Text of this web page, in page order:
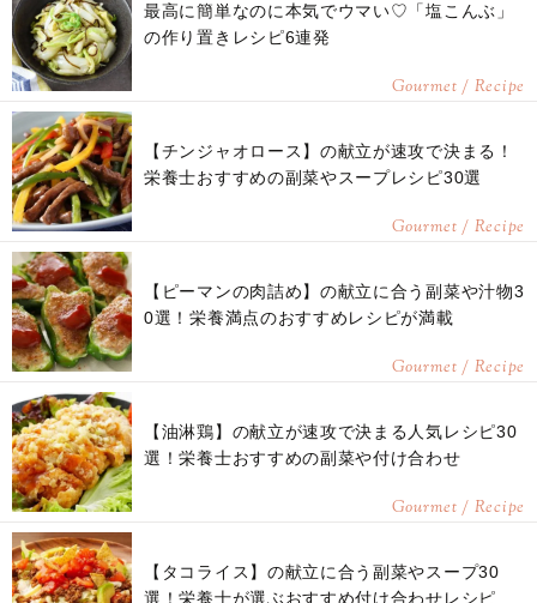
最高に簡単なのに本気でウマい♡「塩こんぶ」
の作り置きレシピ6連発
Gourmet / Recipe
【チンジャオロース】の献立が速攻で決まる！
栄養士おすすめの副菜やスープレシピ30選
Gourmet / Recipe
【ピーマンの肉詰め】の献立に合う副菜や汁物3
0選！栄養満点のおすすめレシピが満載
Gourmet / Recipe
【油淋鶏】の献立が速攻で決まる人気レシピ30
選！栄養士おすすめの副菜や付け合わせ
Gourmet / Recipe
【タコライス】の献立に合う副菜やスープ30
選！栄養士が選ぶおすすめ付け合わせレシピ